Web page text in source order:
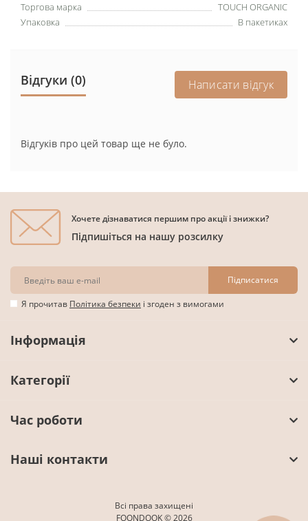
Торгова марка
TOUCH ORGANIC
Упаковка
В пакетиках
Відгуки (0) Написати відгук
Відгуків про цей товар ще не було.
Хочете дізнаватися першим про акції і знижки?
Підпишіться на нашу розсилку
Підписатися
Я прочитав Політика безпеки і згоден з вимогами
Інформація
Категорії
Час роботи
Наші контакти
Всі права захищені
FOONDOOK © 2026